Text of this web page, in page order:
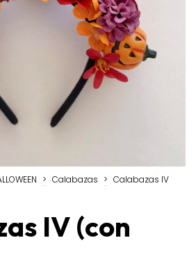
> Calabazas > Calabazas IV
IV (con